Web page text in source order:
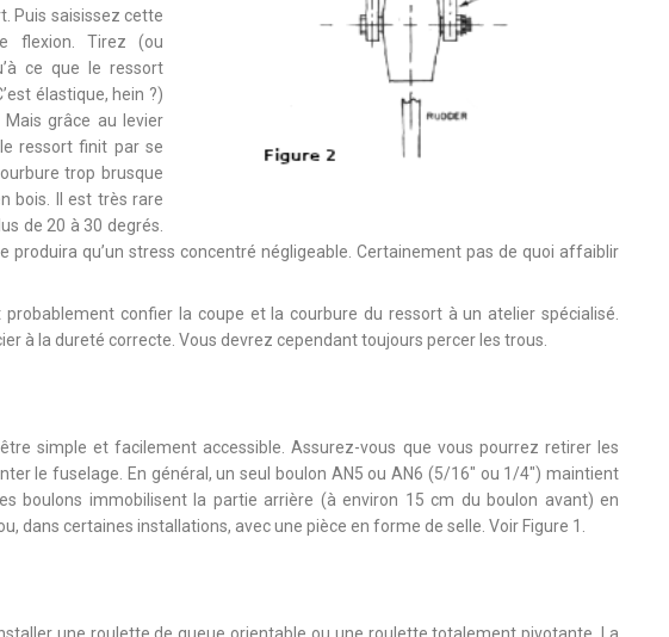
Puis saisissez cette
flexion. Tirez (ou
ce que le ressort
élastique, hein ?)
Mais grâce au levier
ressort finit par se
trop brusque
bois. Il est très rare
de 20 à 30 degrés.
produira qu’un stress concentré négligeable. Certainement pas de quoi affaiblir
confier la coupe et la courbure du ressort à un atelier spécialisé.
à la dureté correcte. Vous devrez cependant toujours percer les trous.
simple et facilement accessible. Assurez-vous que vous pourrez retirer les
le fuselage. En général, un seul boulon AN5 ou AN6 (5/16″ ou 1/4″) maintient
boulons immobilisent la partie arrière (à environ 15 cm du boulon avant) en
dans certaines installations, avec une pièce en forme de selle. Voir Figure 1.